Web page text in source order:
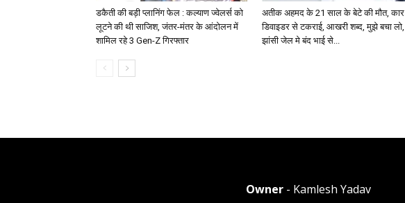
डकैती की बड़ी प्लानिंग फेल : कल्याण ज्वेलर्स को
लूटने की थी साजिश, जंतर-मंतर के आंदोलन में
शामिल रहे 3 Gen-Z गिरफ्तार
अतीक अहमद के 21 साल के बेटे की मौत, कार
डिवाइडर से टकराई, आखरी शब्द, मुझे बचा लो,
झांसी जेल मे बंद भाई से...
Owner- Kamlesh Yadav